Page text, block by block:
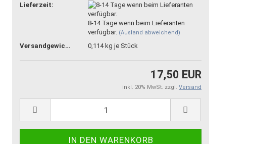
Lieferzeit:
8-14 Tage wenn beim Lieferanten
verfügbar. (Ausland abweichend)
Versandgewicht: 0,114kg je Stück
17,50 EUR
inkl. 20% MwSt. zzgl. Versand